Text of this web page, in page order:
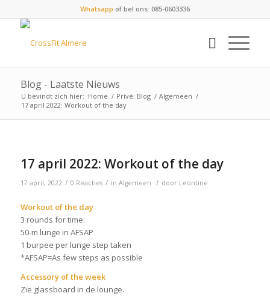
Whatsapp of bel ons: 085-0603336
Blog - Laatste Nieuws
U bevindt zich hier: Home / Privé: Blog / Algemeen /
17 april 2022: Workout of the day
17 april 2022: Workout of the day
17 april, 2022 / 0 Reacties / in Algemeen / door Leontine
Workout of the day
3 rounds for time:
50-m lunge in AFSAP
1 burpee per lunge step taken
*AFSAP=As few steps as possible
Accessory of the week
Zie glassboard in de lounge.